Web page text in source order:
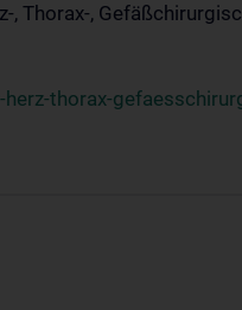
Thorax-,
thorax-